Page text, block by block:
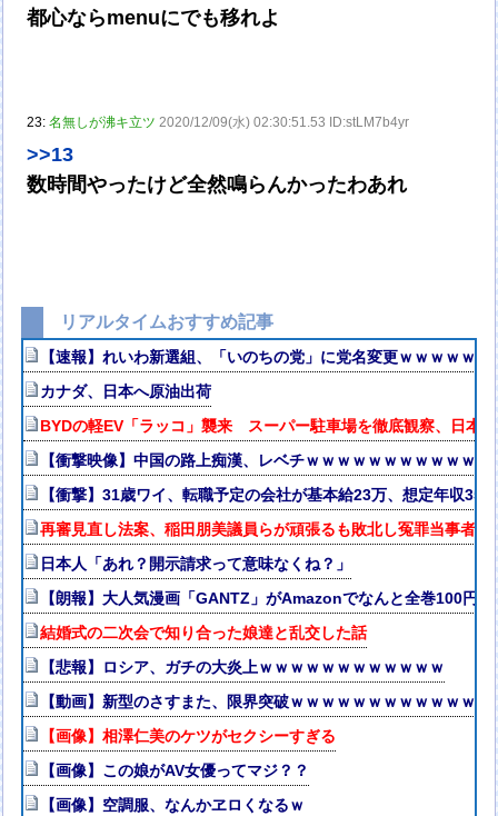
都心ならmenuにでも移れよ
23:名無しが沸キ立ツ 2020/12/09(水) 02:30:51.53 ID:stLM7b4yr
>>13
数時間やったけど全然鳴らんかったわあれ
リアルタイムおすすめ記事
【速報】れいわ新選組、「いのちの党」に党名変更ｗｗｗｗｗｗ
カナダ、日本へ原油出荷
BYDの軽EV「ラッコ」襲来 スーパー駐車場を徹底観察、日本
【衝撃映像】中国の路上痴漢、レベチｗｗｗｗｗｗｗｗｗｗｗ
【衝撃】31歳ワイ、転職予定の会社が基本給23万、想定年収
再審見直し法案、稲田朋美議員らが頑張るも敗北し冤罪当事者が
日本人「あれ？開示請求って意味なくね？」
【朗報】大人気漫画「GANTZ」がAmazonでなんと全巻100円
結婚式の二次会で知り合った娘達と乱交した話
【悲報】ロシア、ガチの大炎上ｗｗｗｗｗｗｗｗｗｗｗｗ
【動画】新型のさすまた、限界突破ｗｗｗｗｗｗｗｗｗｗｗｗｗ
【画像】相澤仁美のケツがセクシーすぎる
【画像】この娘がAV女優ってマジ？？
【画像】空調服、なんかヱロくなるｗ